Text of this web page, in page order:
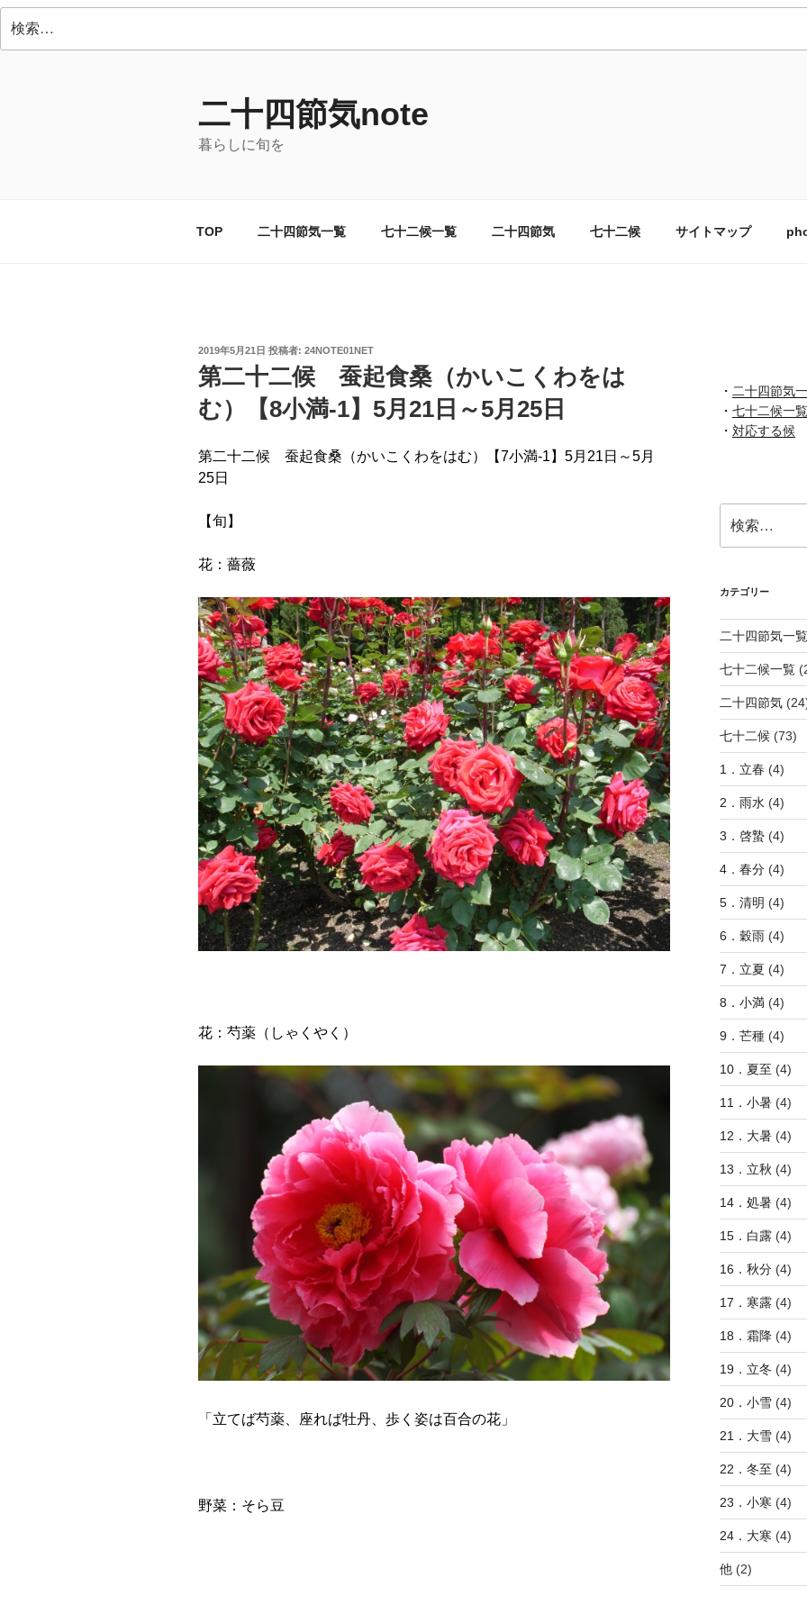
索:
二十四節気note
暮らしに旬を
TOP 二十四節気一覧 七十二候一覧 二十四節気 七十二候 サイトマップ
投
稿
日:
2019年5月21日 投稿者: 24NOTE01NET
第二十二候 蚕起食桑（かいこくわをは
む）【8小満-1】5月21日～5月25日
第二十二候 蚕起食桑（かいこくわをはむ）【7小満-1】5月21日～5月
25日
【旬】
花：薔薇
花：芍薬（しゃくやく）
「立てば芍薬、座れば牡丹、歩く姿は百合の花」
野菜：そら豆
・ 二十四節気
・ 七十二候一覧
・ 対応する候
索:
カテゴリー
二十四節気一覧
七十二候一覧
二十四節気
七十二候(73)
1．立春 (4)
2．雨水 (4)
3．啓蟄(4)
4．春分(4)
5．清明 (4)
6．穀雨(4)
7．立夏 (4)
8．小満(4)
9．芒種(4)
10．夏至 (4)
11．小暑(4)
12．大暑(4)
13．立秋 (4)
14．処暑(4)
15．白露(4)
16．秋分(4)
17．寒露(4)
18．霜降(4)
19．立冬 (4)
20．小雪(4)
21．大雪(4)
22．冬至 (4)
23．小寒 (4)
24．大寒 (4)
他(2)